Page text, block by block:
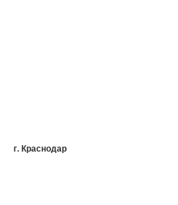
г. Краснодар